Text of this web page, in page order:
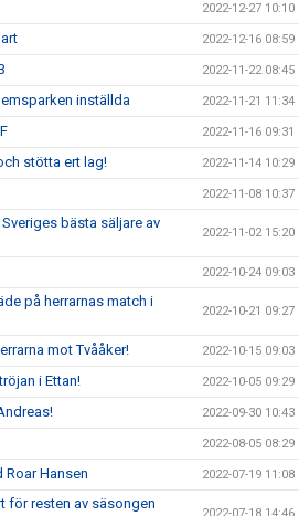
2022-12-27 10:10
2022-12-16 08:59
2022-11-22 08:45
inställda 2022-11-21 11:34
2022-11-16 09:31
stötta ert lag! 2022-11-14 10:29
2022-11-08 10:37
bästa säljare av
2022-11-02 15:20
2022-10-24 09:03
på herrarnas match i
2022-10-21 09:27
mot Tvååker! 2022-10-15 09:03
i Ettan! 2022-10-05 09:29
2022-09-30 10:43
2022-08-05 08:29
Hansen 2022-07-19 11:08
för resten av säsongen